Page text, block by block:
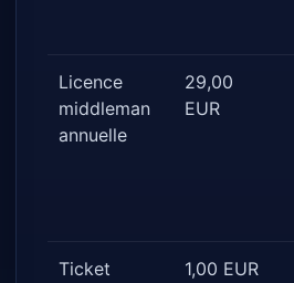
Licence
middleman
annuelle
29,00
EUR
Ticket
1,00 EUR